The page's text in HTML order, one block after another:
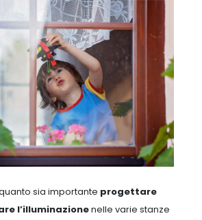
sia importante progettare
l’illuminazionenelle varie stanze